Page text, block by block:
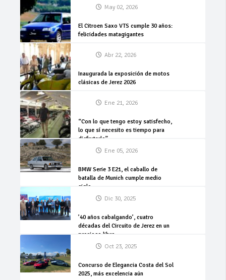
May 02, 2026
El Citroen Saxo VTS cumple 30 años:
felicidades matagigantes
Abr 22, 2026
Inaugurada la exposición de motos
clásicas de Jerez 2026
Ene 21, 2026
“Con lo que tengo estoy satisfecho,
lo que sí necesito es tiempo para
disfrutarlo”
Ene 05, 2026
BMW Serie 3 E21, el caballo de
batalla de Munich cumple medio
siglo
Dic 30, 2025
’40 años cabalgando’, cuatro
décadas del Circuito de Jerez en un
precioso libro
Oct 23, 2025
Concurso de Elegancia Costa del Sol
2025, más excelencia aún